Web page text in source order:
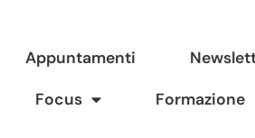
Appuntamenti
Focus Formazione